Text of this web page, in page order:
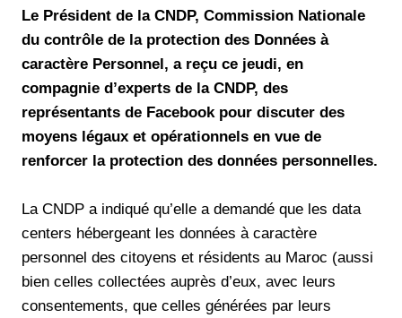
Le Président de la CNDP, Commission Nationale
du contrôle de la protection des Données à
caractère Personnel, a reçu ce jeudi, en
compagnie d’experts de la CNDP, des
représentants de Facebook pour discuter des
moyens légaux et opérationnels en vue de
renforcer la protection des données personnelles.
La CNDP a indiqué qu’elle a demandé que les data
centers hébergeant les données à caractère
personnel des citoyens et résidents au Maroc (aussi
bien celles collectées auprès d’eux, avec leurs
consentements, que celles générées par leurs